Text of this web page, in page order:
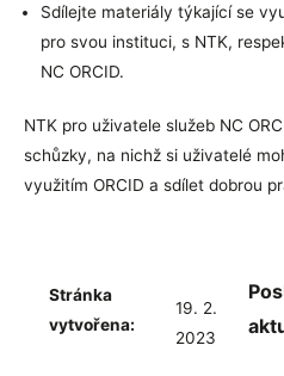
Sdílejte materiály týkající se
pro svou instituci, s NTK,
NC ORCID.
NTK pro uživatele služeb NC
schůzky, na nichž si uživatelé
využitím ORCID a sdílet dobrou
Stránka
vytvořena:
19. 2.
2023